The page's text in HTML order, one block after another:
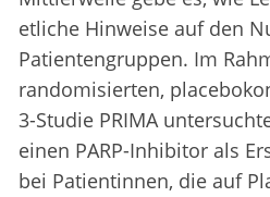
etliche Hinweise auf den
Patientengruppen. Im
randomisierten,
3-Studie PRIMA
einen PARP-Inhibitor als
bei Patientinnen, die auf